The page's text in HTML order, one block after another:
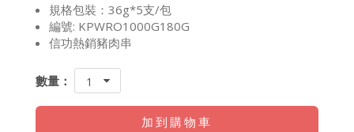
規格包裝：36g*5支/包
編號: KPWRO1000G180G
信功熱銷豬肉串
數量： 1
加到購物車